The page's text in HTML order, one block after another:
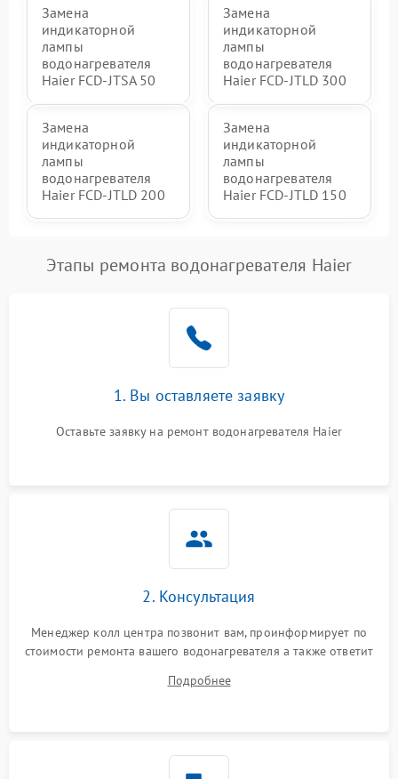
Замена
индикаторной
лампы
водонагревателя
Haier FCD-JTSA 50
Замена
индикаторной
лампы
водонагревателя
Haier FCD-JTLD 300
Замена
индикаторной
лампы
водонагревателя
Haier FCD-JTLD 200
Замена
индикаторной
лампы
водонагревателя
Haier FCD-JTLD 150
Этапы ремонта водонагревателя Haier
1. Вы оставляете заявку
Оставьте заявку на ремонт водонагревателя Haier
2. Консультация
Менеджер колл центра позвонит вам, проинформирует по
стоимости ремонта вашего водонагревателя а также ответит
Подробнее